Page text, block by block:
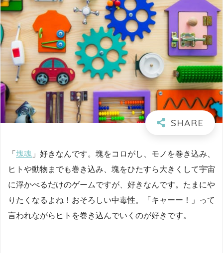
「塊魂 」好きなんです。塊をコロがし、モノを巻き込み、
ヒトや動物までも巻き込み、塊をひたすら大きくして宇宙
に浮かべるだけのゲームですが、好きなんです。たまにや
りたくなるよね！おそろしい中毒性。「キャーー！」って
言われながらヒトを巻き込んでいくのが好きです。